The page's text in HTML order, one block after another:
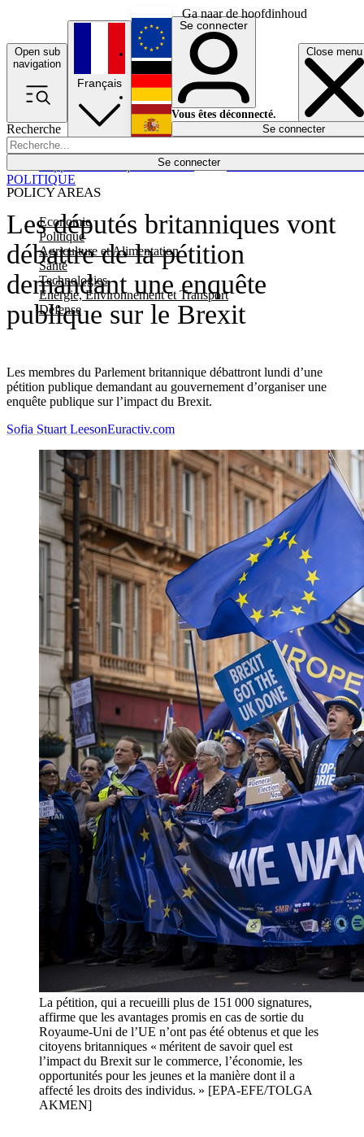
Ga naar de hoofdinhoud
Open sub
navigation
Close menu
Recherche
Se connecter
POLICY AREAS
Economie
Politique
Agriculture et Alimentation
Santé
Technologies
Energie, Environnement et Transport
Défense
Économie
Français
English
Deutsch
Español
Se connecter
Vous êtes déconnecté.
Se connecter
Les députés britanniques vont
débattre de la pétition
demandant une enquête
publique sur le Brexit
Les membres du Parlement britannique débattront lundi d’une
pétition publique demandant au gouvernement d’organiser une
enquête publique sur l’impact du Brexit.
POLITIQUE
Sofia Stuart LeesonEuractiv.com
La pétition, qui a recueilli plus de 151 000 signatures,
affirme que les avantages promis en cas de sortie du
Royaume-Uni de l’UE n’ont pas été obtenus et que les
citoyens britanniques « méritent de savoir quel est
l’impact du Brexit sur le commerce, l’économie, les
opportunités pour les jeunes et la manière dont il a
affecté les droits des individus. » [EPA-EFE/TOLGA
AKMEN]